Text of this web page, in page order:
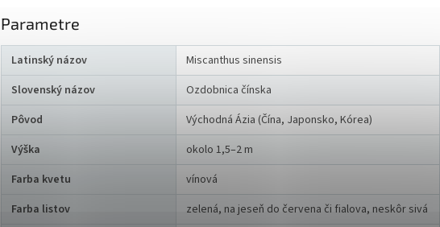
Parametre
Latinský názov
Miscanthus sinensis
Slovenský názov
Ozdobnica čínska
Pôvod
Východná Ázia (Čína, Japonsko, Kórea)
Výška
okolo 1,5–2 m
Farba kvetu
vínová
Farba listov
zelená, na jeseň do červena či fialova, neskôr sivá